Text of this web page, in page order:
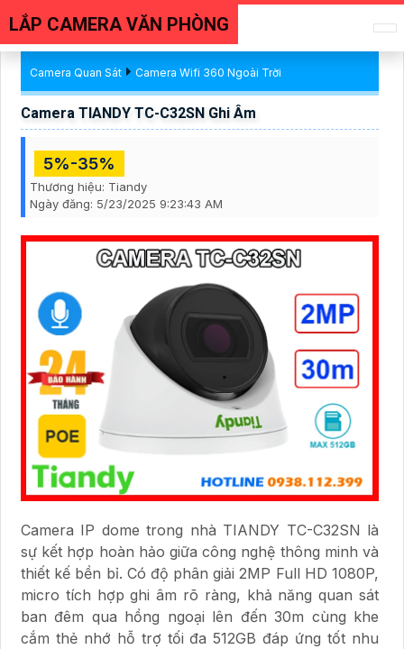
LẮP CAMERA VĂN PHÒNG
Camera Quan Sát Camera Wifi 360 Ngoài Trời
Camera TIANDY TC-C32SN Ghi Âm
5%-35%
Thương hiệu: Tiandy
Ngày đăng: 5/23/2025 9:23:43 AM
Camera IP dome trong nhà TIANDY TC-C32SN là
sự kết hợp hoàn hảo giữa công nghệ thông minh và
thiết kế bền bỉ. Có độ phân giải 2MP Full HD 1080P,
micro tích hợp ghi âm rõ ràng, khả năng quan sát
ban đêm qua hồng ngoại lên đến 30m cùng khe
cắm thẻ nhớ hỗ trợ tối đa 512GB đáp ứng tốt nhu